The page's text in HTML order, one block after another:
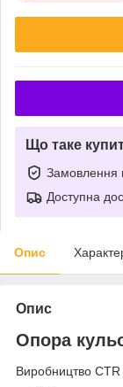
Що таке
Замовлення
Доступна
Опис
Опис
Опора
Виробництво